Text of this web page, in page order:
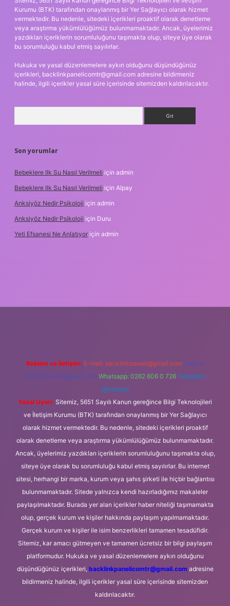
Kurumu (BTK) tarafından onaylanmış bir Yer Sağlayıcı olarak hizmet
vermektedir. Bu nedenle, sitedeki içerikleri proaktif olarak denetleme
veya araştırma yükümlülüğümüz bulunmamaktadır. Ancak, üyelerimiz
yazdıkları içeriklerin sorumluluğunu taşımakta olup, siteye üye olarak
bu sorumluluğu kabul etmiş sayılırlar.
Hukuka ve yasal düzenlemelere aykırı olduğunu düşündüğünüz
içerikleri, backlinkpanelicomtr@gmail.com adresine bildirmeniz
halinde, ilgili içerikler yasal süre içerisinde sitemizden kaldırılacaktır.
Son yorumlar
Bebeklere Ilk Su Nasıl Verilmeli için admin
Bebeklere Ilk Su Nasıl Verilmeli için Alpay
Anksiyöz Nedir Psikoloji için admin
Anksiyöz Nedir Psikoloji için Duru
Yeti Efsanesi Ne Anlatıyor için admin
Reklam ve İletişim: E-mail: backlinkpaneli@gmail.com Teams:
forumhizmeti@gmail.com Whatsapp: 0262 606 0 726 Telegram:
@karabul
Yasal Uyarı: Sitemiz, 5651 Sayılı Kanun gereğince Bilgi Teknolojileri
ve İletişim Kurumu (BTK) tarafından onaylanmış bir Yer Sağlayıcı
olarak hizmet vermektedir. Bu nedenle, sitedeki içerikleri proaktif
olarak denetleme veya araştırma yükümlülüğümüz bulunmamaktadır.
Ancak, üyelerimiz yazdıkları içeriklerin sorumluluğunu taşımakta olup,
siteye üye olarak bu sorumluluğu kabul etmiş sayılırlar. Bu internet
sitesi, herhangi bir marka, kurum veya şahıs şirketi ile hiçbir bağlantısı
bulunmamaktadır. Sitede yalnızca kendi hazırladığımız makaleler
paylaşılmaktadır. Burada yer alan içerikler haber niteliği taşımamakta
olup, gerçek kurum ve kişiler hakkında paylaşım yapılmamaktadır.
Gerçek kurum ve kişiler ile isim benzerlikleri tamamen tesadüfidir.
Sitemiz, kar amacı gütmeyen ve tamamen ücretsiz bir bilgi paylaşım
platformudur. Hukuka ve yasal düzenlemelere aykırı olduğunu
düşündüğünüz içerikleri, backlinkpanelicomtr@gmail.comadresine
bildirmeniz halinde, ilgili içerikler yasal süre içerisinde sitemizden
kaldırılacaktır.